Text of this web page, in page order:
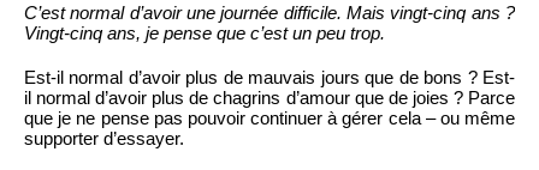
C’est normal d’avoir une journée difficile. Mais vingt-cinq ans ?
Vingt-cinq ans, je pense que c’est un peu trop.
Est-il normal d’avoir plus de mauvais jours que de bons ? Est-
il normal d’avoir plus de chagrins d’amour que de joies ? Parce
que je ne pense pas pouvoir continuer à gérer cela – ou même
supporter d’essayer.